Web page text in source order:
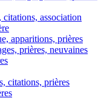
association
apparitions, prières
prières, neuvaines
citations, prières